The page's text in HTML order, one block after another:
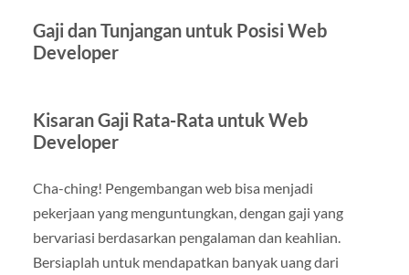
Gaji dan Tunjangan untuk Posisi Web
Developer
Kisaran Gaji Rata-Rata untuk Web
Developer
Cha-ching! Pengembangan web bisa menjadi
pekerjaan yang menguntungkan, dengan gaji yang
bervariasi berdasarkan pengalaman dan keahlian.
Bersiaplah untuk mendapatkan banyak uang dari